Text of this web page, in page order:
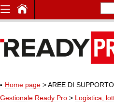
Home page > AREE DI
Gestionale Ready Pro > Logistica,